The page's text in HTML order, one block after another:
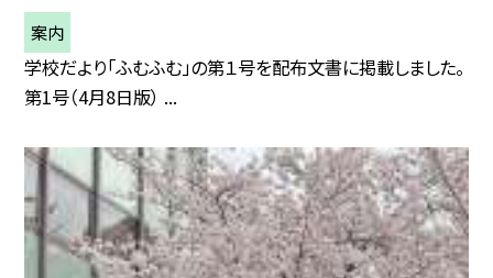
案内
学校だより「ふむふむ」の第１号を配布文書に掲載しました。
第1号（4月8日版） ...